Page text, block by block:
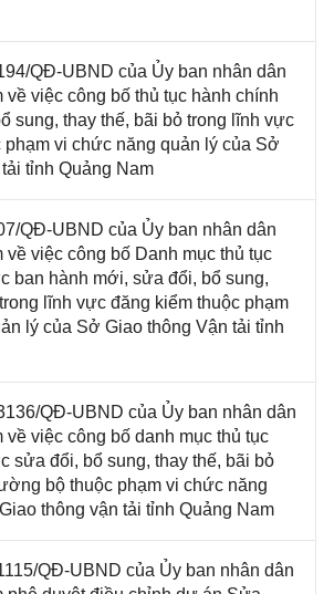
QĐ-UBND của Ủy ban nhân dân
về việc công bố thủ tục hành chính
sung, thay thế, bãi bỏ trong lĩnh vực
vi chức năng quản lý của Sở
tỉnh Quảng Nam
QĐ-UBND của Ủy ban nhân dân
về việc công bố Danh mục thủ tục
ban hành mới, sửa đổi, bổ sung,
lĩnh vực đăng kiểm thuộc phạm
lý của Sở Giao thông Vận tải tỉnh
QĐ-UBND của Ủy ban nhân dân
về việc công bố danh mục thủ tục
sửa đổi, bổ sung, thay thế, bãi bỏ
bộ thuộc phạm vi chức năng
thông vận tải tỉnh Quảng Nam
QĐ-UBND của Ủy ban nhân dân